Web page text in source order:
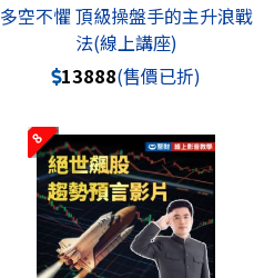
多空不懼 頂級操盤手的主升浪戰
法(線上講座)
13888(售價已折)
8